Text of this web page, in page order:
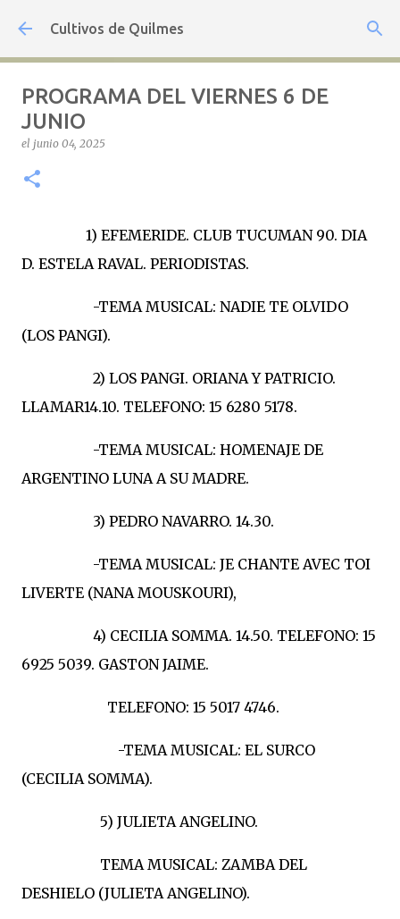
Ir al contenido principal
Cultivos de Quilmes
PROGRAMA DEL VIERNES 6 DE
JUNIO
el junio 04, 2025
1) EFEMERIDE. CLUB TUCUMAN 90. DIA
D. ESTELA RAVAL. PERIODISTAS.
-TEMA MUSICAL: NADIE TE OLVIDO
(LOS PANGI).
2) LOS PANGI. ORIANA Y PATRICIO.
LLAMAR14.10. TELEFONO: 15 6280 5178.
-TEMA MUSICAL: HOMENAJE DE
ARGENTINO LUNA A SU MADRE.
3) PEDRO NAVARRO. 14.30.
-TEMA MUSICAL: JE CHANTE AVEC TOI
LIVERTE (NANA MOUSKOURI),
4) CECILIA SOMMA. 14.50. TELEFONO: 15
6925 5039. GASTON JAIME.
TELEFONO: 15 5017 4746.
-TEMA MUSICAL: EL SURCO
(CECILIA SOMMA).
5) JULIETA ANGELINO.
TEMA MUSICAL: ZAMBA DEL
DESHIELO (JULIETA ANGELINO).